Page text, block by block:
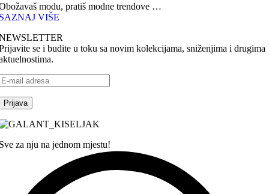
modu, pratiš modne trendove …
VIŠE
se i budite u toku sa novim kolekcijama, sniženjima i drugima
za nju na jednom mjestu!